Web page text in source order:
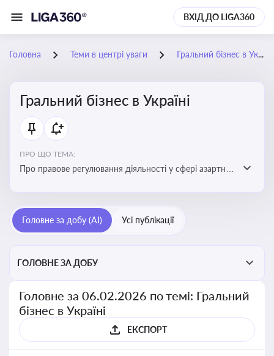
ВХІД ДО LIGA360
Головна Теми в центрі уваги Гральний бізнес в Україні
Гральний бізнес в Україні
ПРО ЩО ТЕМА:
Про правове регулювання діяльності у сфері азартних
реальні кейси
Головне за добу (AI) Усі публікації
ГОЛОВНЕ ЗА ДОБУ
Головне за 06.02.2026 по темі: Гральний
бізнес в Україні
ЕКСПОРТ